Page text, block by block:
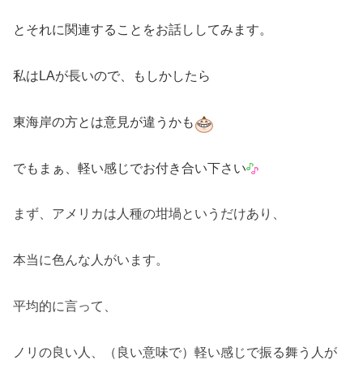
とそれに関連することをお話ししてみます。
私はLAが長いので、もしかしたら
東海岸の方とは意見が違うかも
でもまぁ、軽い感じでお付き合い下さい
まず、アメリカは人種の坩堝というだけあり、
本当に色んな人がいます。
平均的に言って、
ノリの良い人、（良い意味で）軽い感じで振る舞う人が